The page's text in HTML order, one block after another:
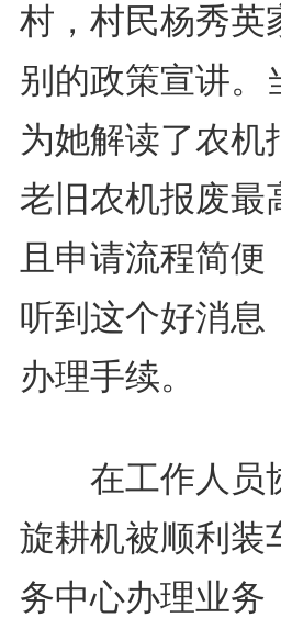
村，村民杨秀英
别的政策宣讲。
为她解读了农
老旧农机报废最
且申请流程简便
听到这个好消息
办理手续。
在工作人员
旋耕机被顺利装
务中心办理业务